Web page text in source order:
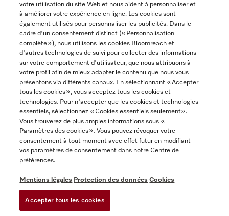
Informations légales
CGV
Conditions d’utilisation
Déclaration d'accessibilité
Digital Services Act
Miele sur Instagram
Miele sur Youtube
votre utilisation du site Web et nous aident à personnaliser et
à améliorer votre expérience en ligne. Les cookies sont
également utilisés pour personnaliser les publicités. Dans le
cadre d'un consentement distinct (« Personnalisation
complète »), nous utilisons les cookies Bloomreach et
d'autres technologies de suivi pour collecter des informations
sur votre comportement d'utilisateur, que nous attribuons à
votre profil afin de mieux adapter le contenu que nous vous
présentons via différents canaux. En sélectionnant « Accepter
tous les cookies », vous acceptez tous les cookies et
technologies. Pour n'accepter que les cookies et technologies
essentiels, sélectionnez « Cookies essentiels seulement».
Vous trouverez de plus amples informations sous «
Paramètres des cookies ». Vous pouvez révoquer votre
consentement à tout moment avec effet futur en modifiant
vos paramètres de consentement dans notre Centre de
préférences.
Mentions légales Protection des données Cookies
Accepter tous les cookies